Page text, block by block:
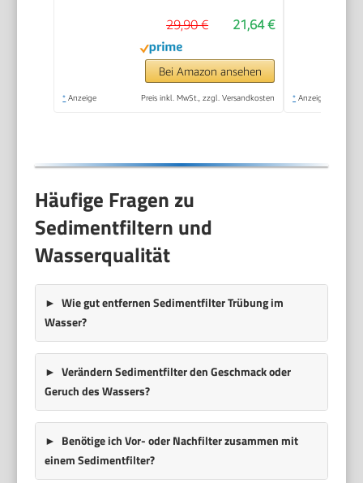
21,64 €
29,90 €
Bei Amazon ansehen
* Anzeige Preis inkl. MwSt., zzgl. Versandkosten * Anzeige
Häufige Fragen zu
Sedimentfiltern und
Wasserqualität
Wie gut entfernen Sedimentfilter Trübung im
Wasser?
Verändern Sedimentfilter den Geschmack oder
Geruch des Wassers?
Benötige ich Vor- oder Nachfilter zusammen mit
einem Sedimentfilter?